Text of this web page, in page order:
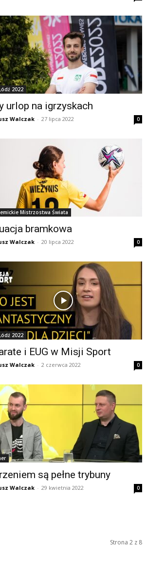
2022
urlop na igrzyskach
Walczak - 27 lipca 2022 0
Mistrzostwa Świata
bramkowa
Walczak - 20 lipca 2022 0
2022
i EUG w Misji Sport
Walczak - 2 czerwca 2022 0
są pełne trybuny
Walczak - 29 kwietnia 2022 0
Strona 2 z 8